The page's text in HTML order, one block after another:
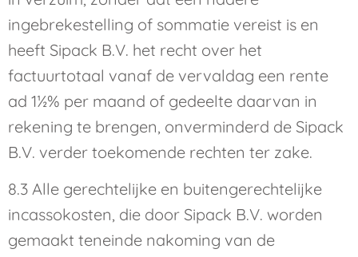
ingebrekestelling of sommatie vereist is en
heeft Sipack B.V. het recht over het
factuurtotaal vanaf de vervaldag een rente
ad 1½% per maand of gedeelte daarvan in
rekening te brengen, onverminderd de Sipack
B.V. verder toekomende rechten ter zake.
8.3 Alle gerechtelijke en buitengerechtelijke
incassokosten, die door Sipack B.V. worden
gemaakt teneinde nakoming van de